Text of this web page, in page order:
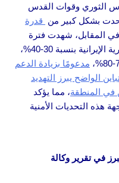
الحرس الثوري وقوات القدس
قدرة
في المقابل، شهدت فترة
إدارة بايدن توسعًا في القدرات العسكرية الإيرانية بنسبة 30-40%،
مدعومًا بزيادة الدعم
الواضح يبرز التهديد
في المنطقة، مما يؤكد
هذه التحديات الأمنية
في تقرير وكالة